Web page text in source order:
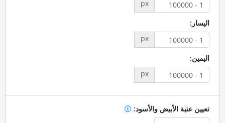
px
اليسار:
px
اليمين:
px
تعيين عتبة الأبيض والأسود: